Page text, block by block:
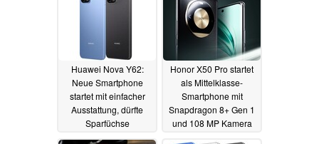
Huawei Nova Y62:
Neue Smartphone
startet mit einfacher
Ausstattung, dürfte
Sparfüchse
ansprechen02.01.2024
Honor X50 Pro startet
als Mittelklasse-
Smartphone mit
Snapdragon 8+ Gen 1
und 108 MP Kamera